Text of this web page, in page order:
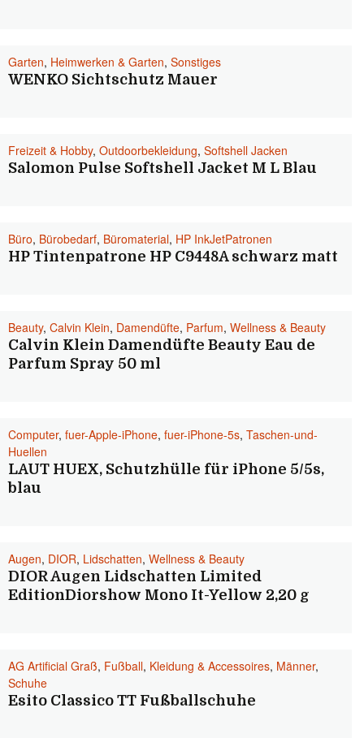
Garten, Heimwerken & Garten, Sonstiges
WENKO Sichtschutz Mauer
Freizeit & Hobby, Outdoorbekleidung, Softshell Jacken
Salomon Pulse Softshell Jacket M L Blau
Büro, Bürobedarf, Büromaterial, HP InkJetPatronen
HP Tintenpatrone HP C9448A schwarz matt
Beauty, Calvin Klein, Damendüfte, Parfum, Wellness & Beauty
Calvin Klein Damendüfte Beauty Eau de
Parfum Spray 50 ml
Computer, fuer-Apple-iPhone, fuer-iPhone-5s, Taschen-und-
Huellen
LAUT HUEX, Schutzhülle für iPhone 5/5s,
blau
Augen, DIOR, Lidschatten, Wellness & Beauty
DIOR Augen Lidschatten Limited
EditionDiorshow Mono It-Yellow 2,20 g
AG Artificial Graß, Fußball, Kleidung & Accessoires, Männer,
Schuhe
Esito Classico TT Fußballschuhe